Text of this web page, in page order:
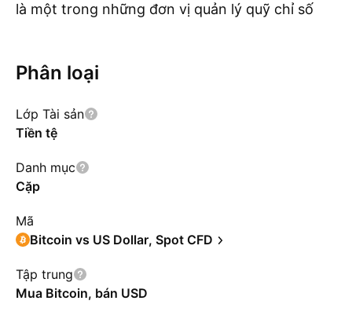
là một trong những đơn vị quản lý quỹ chỉ số
các nhà giao dịch và nhà đầu tư tham gia vào
cần như chi phí truy cập sàn giao dịch, lưu ký và
thực hiện. Quỹ này phát hành cổ phiếu theo
khối 10.000 để thông qua đó mua và bán
Bitcoin mà đơn vị lưu ký Bitcoin nắm giữ trong
Phân loại
Lớp Tài sản
Tiền tệ
Danh mục
Cặp
Mã
Bitcoin vs US Dollar, Spot CFD
Tập trung
Mua Bitcoin, bán USD